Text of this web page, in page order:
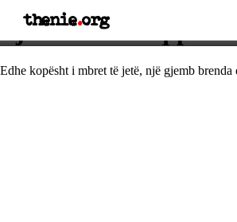
thenie.org
Fjalë e urtë shqiptare
Edhe kopësht i mbret të jetë, një gjemb brenda